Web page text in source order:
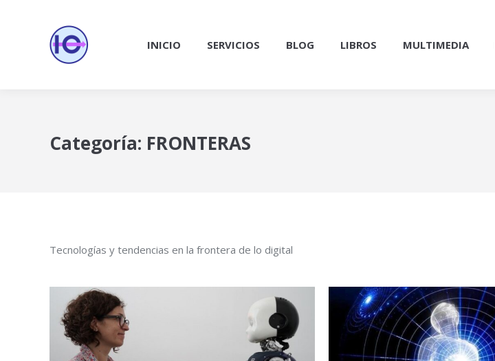
INICIO SERVICIOS BLOG LIBROS MULTIMEDIA
Categoría: FRONTERAS
Tecnologías y tendencias en la frontera de lo digital